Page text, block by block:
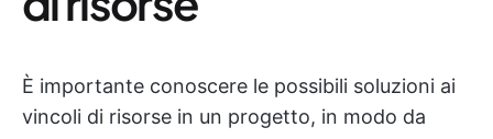
È importante conoscere le possibili soluzioni ai
vincoli di risorse in un progetto, in modo da